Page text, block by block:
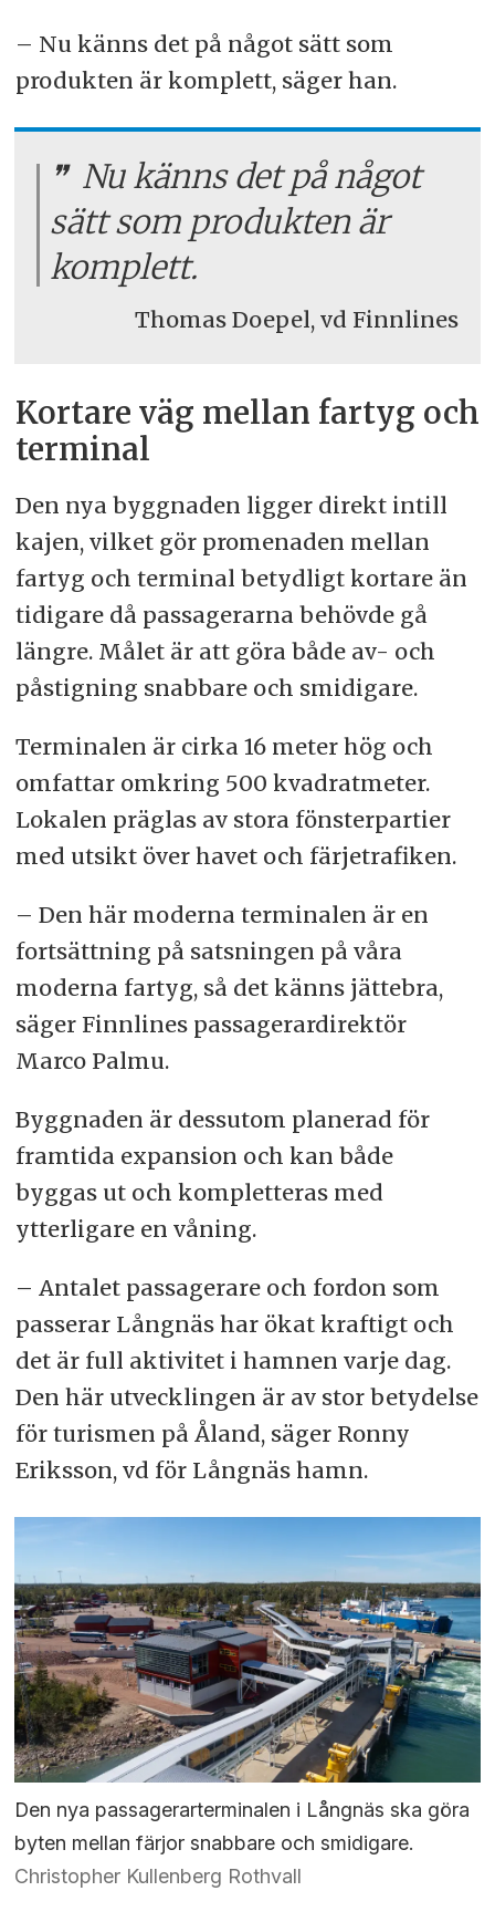
– Nu känns det på något sätt som
produkten är komplett, säger han.
Nu känns det på något
sätt som produkten är
komplett.
Thomas Doepel, vd Finnlines
Kortare väg mellan fartyg och
terminal
Den nya byggnaden ligger direkt intill
kajen, vilket gör promenaden mellan
fartyg och terminal betydligt kortare än
tidigare då passagerarna behövde gå
längre. Målet är att göra både av- och
påstigning snabbare och smidigare.
Terminalen är cirka 16 meter hög och
omfattar omkring 500 kvadratmeter.
Lokalen präglas av stora fönsterpartier
med utsikt över havet och färjetrafiken.
– Den här moderna terminalen är en
fortsättning på satsningen på våra
moderna fartyg, så det känns jättebra,
säger Finnlines passagerardirektör
Marco Palmu.
Byggnaden är dessutom planerad för
framtida expansion och kan både
byggas ut och kompletteras med
ytterligare en våning.
– Antalet passagerare och fordon som
passerar Långnäs har ökat kraftigt och
det är full aktivitet i hamnen varje dag.
Den här utvecklingen är av stor betydelse
för turismen på Åland, säger Ronny
Eriksson, vd för Långnäs hamn.
Den nya passagerarterminalen i Långnäs ska göra
byten mellan färjor snabbare och smidigare.
Christopher Kullenberg Rothvall